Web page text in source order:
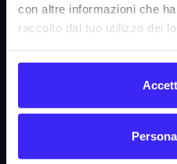
con altre informazioni che
raccolto dal tuo utilizzo dei
Via B. Croce 19, Roma (Italia)
P.IVA IT11359591002
Condizioni di contratto
Regolamento e-commerce